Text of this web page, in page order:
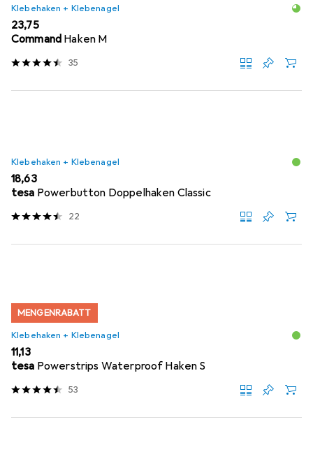
Klebehaken + Klebenagel
EUR
23,75
Command Haken M
35
Klebehaken + Klebenagel
EUR
18,63
tesa Powerbutton Doppelhaken Classic
22
MENGENRABATT
Klebehaken + Klebenagel
EUR
11,13
tesa Powerstrips Waterproof Haken S
53